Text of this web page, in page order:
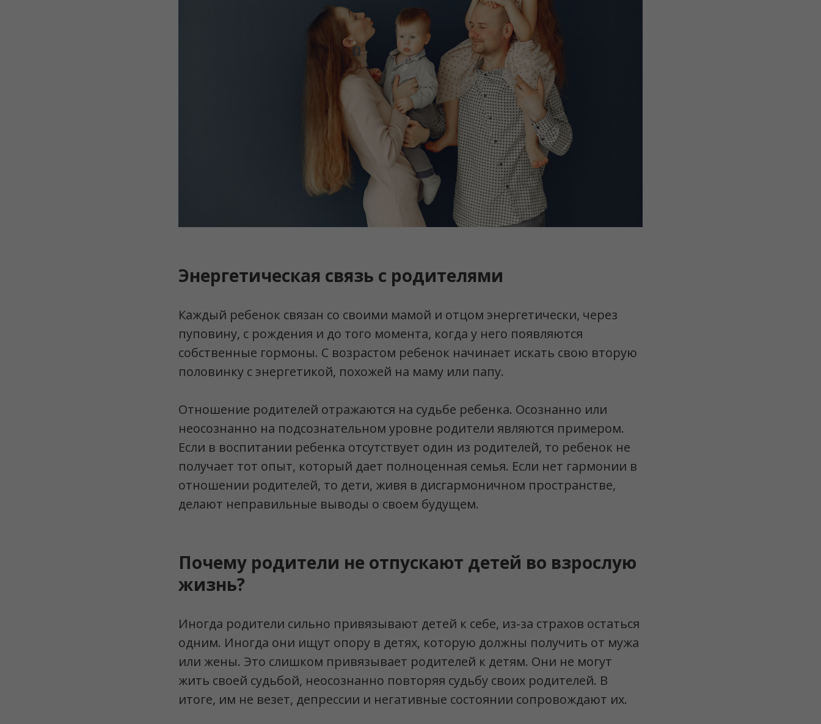
Энергетическая связь с родителями
Каждый ребенок связан со своими мамой и отцом энергетически, через
пуповину, с рождения и до того момента, когда у него появляются
собственные гормоны. С возрастом ребенок начинает искать свою вторую
половинку с энергетикой, похожей на маму или папу.
Отношение родителей отражаются на судьбе ребенка. Осознанно или
неосознанно на подсознательном уровне родители являются примером.
Если в воспитании ребенка отсутствует один из родителей, то ребенок не
получает тот опыт, который дает полноценная семья. Если нет гармонии в
отношении родителей, то дети, живя в дисгармоничном пространстве,
делают неправильные выводы о своем будущем.
Почему родители не отпускают детей во взрослую
жизнь?
Иногда родители сильно привязывают детей к себе, из-за страхов остаться
одним. Иногда они ищут опору в детях, которую должны получить от мужа
или жены. Это слишком привязывает родителей к детям. Они не могут
жить своей судьбой, неосознанно повторяя судьбу своих родителей. В
итоге, им не везет, депрессии и негативные состоянии сопровождают их.